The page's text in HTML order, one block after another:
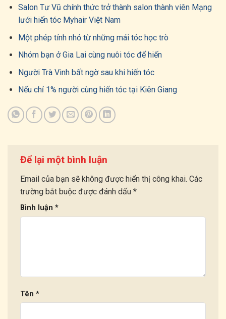
Salon Tư Vũ chính thức trở thành salon thành viên Mạng
lưới hiến tóc Myhair Việt Nam
Một phép tính nhỏ từ những mái tóc học trò
Nhóm bạn ở Gia Lai cùng nuôi tóc để hiến
Người Trà Vinh bất ngờ sau khi hiến tóc
Nếu chỉ 1% người cùng hiến tóc tại Kiên Giang
Để lại một bình luận
Email của bạn sẽ không được hiển thị công khai. Các
trường bắt buộc được đánh dấu *
Bình luận *
Tên *